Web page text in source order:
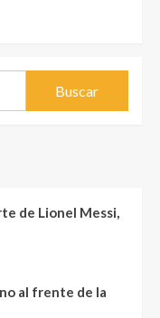
de Lionel Messi,
al frente de la